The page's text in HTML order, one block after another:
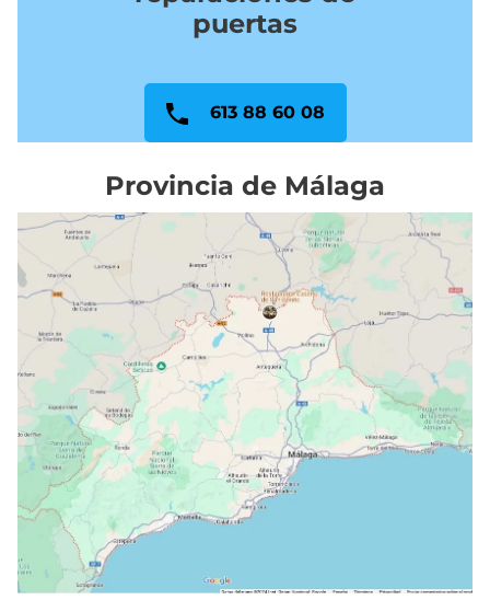
puertas
613 88 60 08
Provincia de Málaga